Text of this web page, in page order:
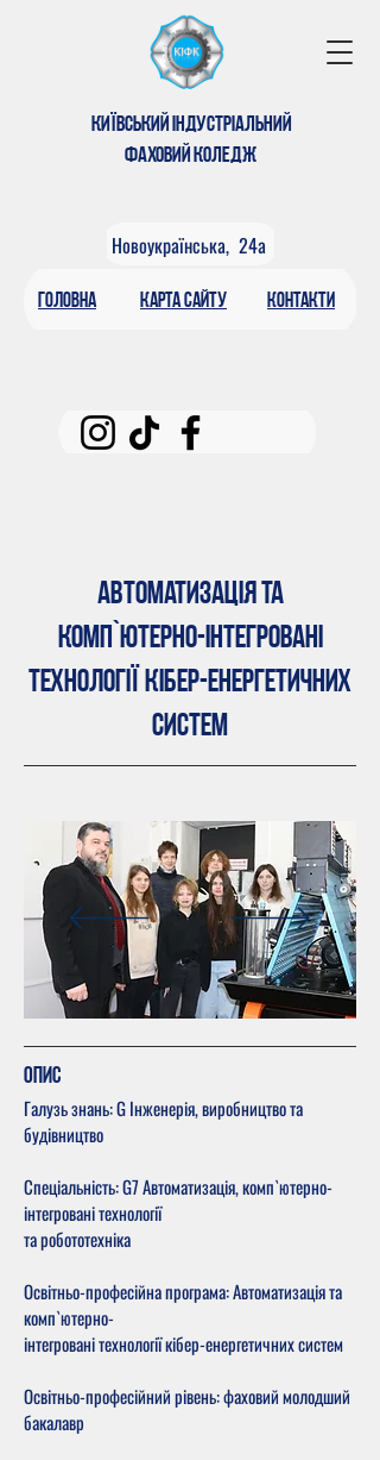
КИЇВСЬКИЙ ІНДУСТРІАЛЬНИЙ
ФАХОВИЙ КОЛЕДЖ
Новоукраїнська, 24а
КАРтА САЙТУ
головна контакти
Автоматизація та
комп`ютерно-інтегровані
технології кібер-енергетичних
систем
ОПИС
Галузь знань: G Інженерія, виробництво та
будівництво
Спеціальність: G7 Автоматизація, комп`ютерно-
інтегровані технології
та робототехніка
Освітньо-професійна програма: Автоматизація та
комп`ютерно-
інтегровані технології кібер-енергетичних систем
Освітньо-професійний рівень: фаховий молодший
бакалавр